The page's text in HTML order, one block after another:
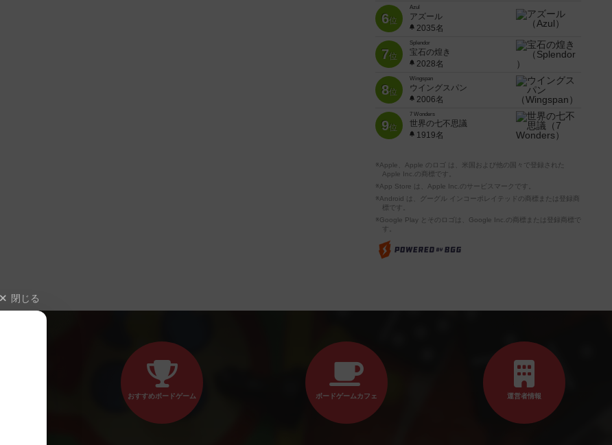
6位
Azul
アズール
2035名
7位
Splendor
宝石の煌き
2028名
8位
Wingspan
ウイングスパン
2006名
9位
7 Wonders
世界の七不思議
1919名
※Apple、Apple のロゴ は、米国および他の国々で登録された
Apple Inc.の商標です。
※App Store は、Apple Inc.のサービスマークです。
※Android は、グーグル インコーポレイテッドの商標または登録商
標です。
※Google Play とそのロゴは、Google Inc.の商標または登録商標で
す。
閉じる
おすすめボードゲーム ボードゲームカフェ 運営者情報